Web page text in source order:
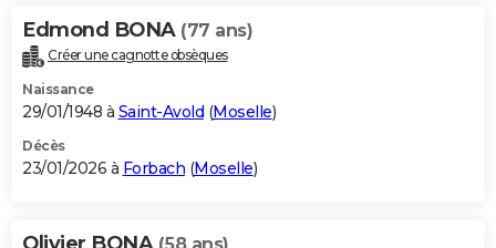
Edmond BONA (77 ans)
Créer une cagnotte obsèques
Naissance
29/01/1948 à Saint-Avold (Moselle)
Décès
23/01/2026 à Forbach (Moselle)
Olivier BONA (58 ans)